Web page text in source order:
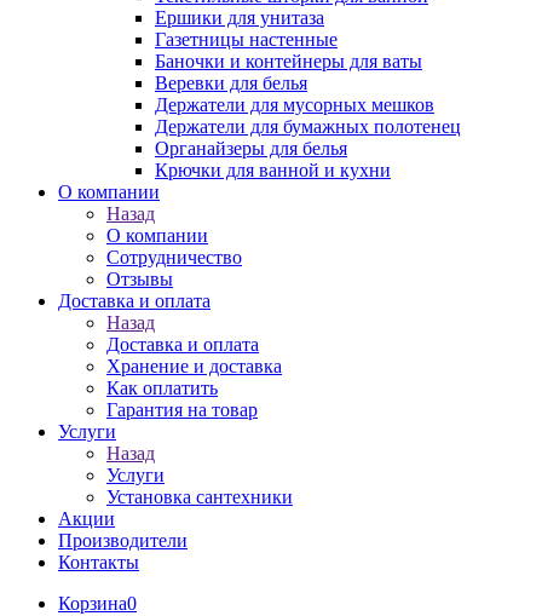
Ершики для унитаза
Газетницы настенные
Баночки и контейнеры для ваты
Веревки для белья
Держатели для мусорных мешков
Держатели для бумажных полотенец
Органайзеры для белья
Крючки для ванной и кухни
О компании
Назад
О компании
Сотрудничество
Отзывы
Доставка и оплата
Назад
Доставка и оплата
Хранение и доставка
Как оплатить
Гарантия на товар
Услуги
Назад
Услуги
Установка сантехники
Акции
Производители
Контакты
Корзина0